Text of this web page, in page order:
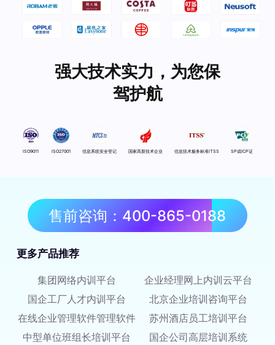
强大技术实力，为您保
驾护航
ISO9011 ISO27001 信息系统安全登记 国家高新技术企业 信息技术服务标准ITSS SP或ICP证
售前咨询：400-865-0188
更多产品推荐
集团网络内训平台
企业经理网上内训云平台
国企工厂人才内训平台
北京企业培训咨询平台
在线企业管理软件管理软件
苏州酒店员工培训平台
中型单位班组长培训平台
国企公司高层培训系统